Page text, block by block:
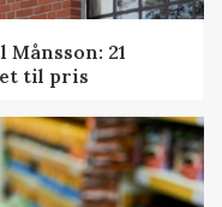
21
til pris